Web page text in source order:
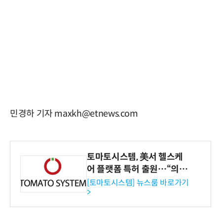
민경하 기자 maxkh@etnews.com
토마토시스템, 美서 헬스케
어 플랫폼 특허 출원…“의료
기관·보험사 공략”
[토마토시스템] 뉴스룸 바로가기
>